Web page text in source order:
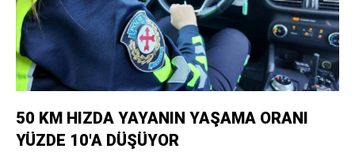
50 KM HIZDA YAYANIN YAŞAMA ORANI
YÜZDE 10'A DÜŞÜYOR